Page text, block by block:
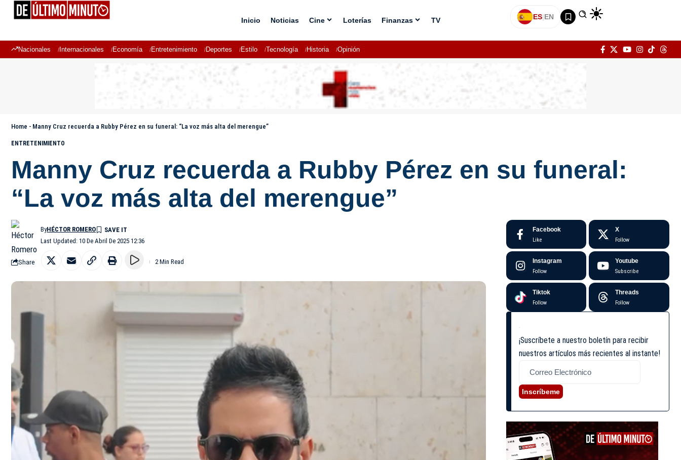
Inicio Noticias Cine Loterías Finanzas TV ES|EN
Nacionales Internacionales Economía Entretenimiento Deportes Estilo Tecnología Historia Opinión
Home - Manny Cruz recuerda a Rubby Pérez en su funeral: “La voz más alta del merengue”
ENTRETENIMIENTO
Manny Cruz recuerda a Rubby Pérez en su funeral:
“La voz más alta del merengue”
Last Updated: 10 De Abril De 2025 12:36
ByHÉCTOR ROMERO
Share 2 Min Read
Facebook
Like
X
Follow
Instagram
Follow
Youtube
Subscribe
Tiktok
Follow
Threads
Follow
¡Suscríbete a nuestro boletín para recibir
nuestros artículos más recientes al instante!
Inscríbeme